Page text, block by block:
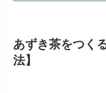
あずき茶をつく
法】